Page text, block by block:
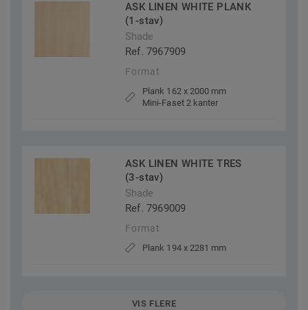
ASK LINEN WHITE PLANK
(1-stav)
Shade
Ref. 7967909
Format
Plank 162 x 2000 mm
Mini-Faset 2 kanter
ASK LINEN WHITE TRES
(3-stav)
Shade
Ref. 7969009
Format
Plank 194 x 2281 mm
VIS FLERE